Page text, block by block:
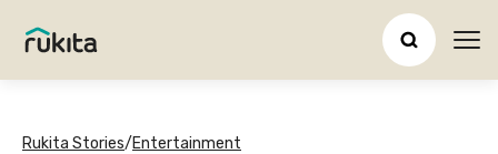
Rukita Stories/Entertainment